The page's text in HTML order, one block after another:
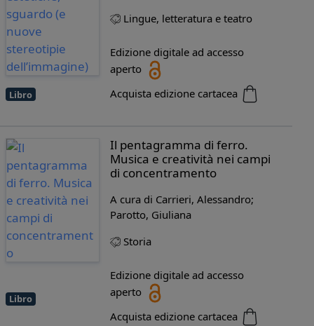
Libro
Lingue, letteratura e teatro
Edizione digitale ad accesso
aperto
Acquista edizione cartacea
Libro
Il pentagramma di ferro.
Musica e creatività nei campi
di concentramento
A cura di Carrieri, Alessandro;
Parotto, Giuliana
Storia
Edizione digitale ad accesso
aperto
Acquista edizione cartacea